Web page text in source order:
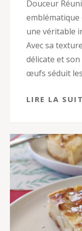
Douceur
une véritable
Avec sa
délicate et
œufs séduit
LIRE LA